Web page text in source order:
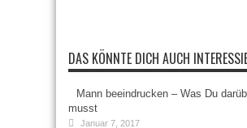
DAS KÖNNTE DICH AUCH
Mann beeindrucken – Was Du
musst
Januar 7, 2017